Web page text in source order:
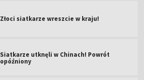
Złoci siatkarze wreszcie w kraju!
Siatkarze utknęli w Chinach! Powrót
opóźniony